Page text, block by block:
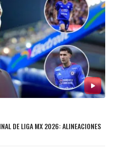
DE LIGA MX 2026: ALINEACIONES